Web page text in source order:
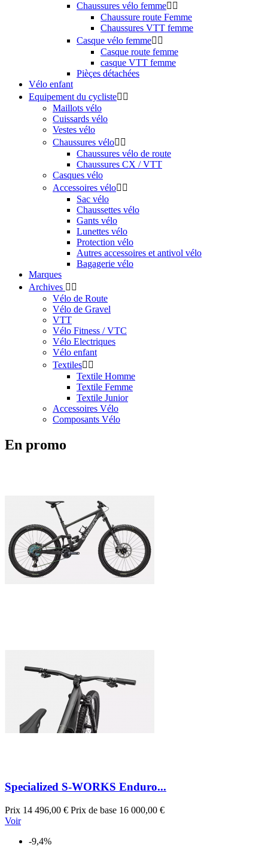
Chaussures vélo femme 
Chaussure route Femme
Chaussures VTT femme
Casque vélo femme 
Casque route femme
casque VTT femme
Pièçes détachées
Vélo enfant
Equipement du cycliste 
Maillots vélo
Cuissards vélo
Vestes vélo
Chaussures vélo 
Chaussures vélo de route
Chaussures CX / VTT
Casques vélo
Accessoires vélo 
Sac vélo
Chaussettes vélo
Gants vélo
Lunettes vélo
Protection vélo
Autres accessoires et antivol vélo
Bagagerie vélo
Marques
Archives  
Vélo de Route
Vélo de Gravel
VTT
Vélo Fitness / VTC
Vélo Electriques
Vélo enfant
Textiles 
Textile Homme
Textile Femme
Textile Junior
Accessoires Vélo
Composants Vélo
En promo
Specialized S-WORKS Enduro...
Prix 14 496,00 € Prix de base 16 000,00 €
Voir
-9,4%